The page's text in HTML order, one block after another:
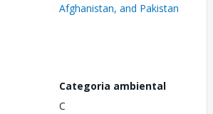
Afghanistan, and Pakistan
Categoria ambiental
C